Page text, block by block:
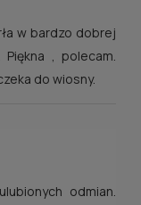
w bardzo dobrej
, polecam.
do wiosny.
odmian.